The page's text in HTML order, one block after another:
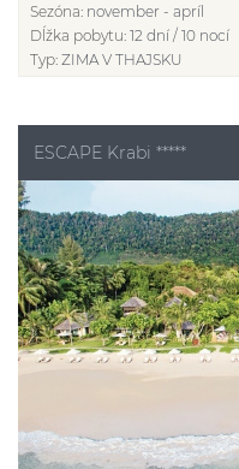
Sezóna: november - apríl
Dĺžka pobytu: 12 dní / 10 nocí
Typ: ZIMA V THAJSKU
ESCAPE Krabi *****